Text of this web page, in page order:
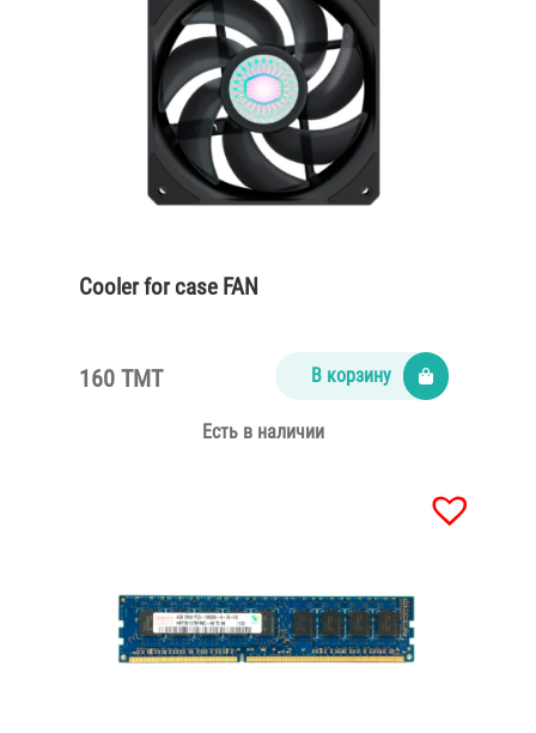
Cooler for case FAN
160 TMT В корзину
Есть в наличии